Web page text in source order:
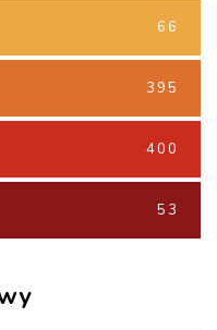
66
395
400
53